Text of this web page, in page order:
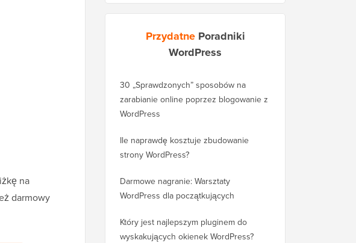
na
darmowy
Przydatne Poradniki
WordPress
30 „Sprawdzonych” sposobów na
zarabianie online poprzez blogowanie z
WordPress
Ile naprawdę kosztuje zbudowanie
strony WordPress?
Darmowe nagranie: Warsztaty
WordPress dla początkujących
Który jest najlepszym pluginem do
wyskakujących okienek WordPress?